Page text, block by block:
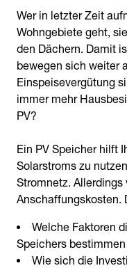
Wer in letzter Zeit
Wohngebiete geht,
den Dächern. Damit
bewegen sich weiter
Einspeisevergütung
immer mehr
PV?
Ein PV Speicher hilft
Solarstroms zu
Stromnetz.
Anschaffungskosten.
Welche Faktoren
Speichers bestimmen
Wie sich die